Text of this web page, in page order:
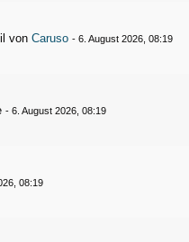
vonCaruso -6. August 2026, 08:19
-6. August 2026, 08:19
08:19